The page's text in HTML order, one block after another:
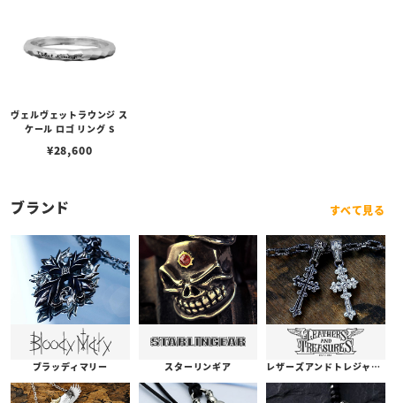
ヴェルヴェットラウンジ ス
ケール ロゴ リング S
¥28,600
ブランド すべて見る
ブラッディマリー スターリンギア レザーズアンドトレジャーズ